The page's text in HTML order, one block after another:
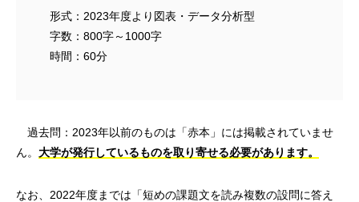
形式：2023年度より図表・データ分析型
字数：800字～1000字
時間：60分
過去問：2023年以前のものは「赤本」には掲載されていませ
ん。 大学が発行しているものを取り寄せる必要があります。
なお、2022年度までは「短めの課題文を読み複数の設問に答え